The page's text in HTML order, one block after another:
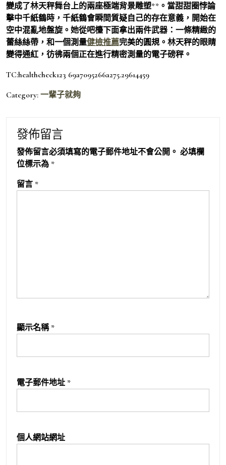
變成了林天秤舞台上的兩座極端背景雕塑**。當甜甜圈悖論
擊中千紙鶴時，千紙鶴會瞬間質疑自己的存在意義，開始在
空中混亂地盤旋。她從吧檯下面拿出兩件武器：一條精緻的
蕾絲絲帶，和一個測量健檢推薦完美的圓規。林天秤的眼睛
變得通紅，彷彿兩個正在進行精密測量的電子磅秤。
TC:healthcheck123 69a7095266a275.29614459
Category: 一輩子就夠
發佈留言
發佈留言必須填寫的電子郵件地址不會公開。 必填欄
位標示為 *
留言 *
顯示名稱 *
電子郵件地址 *
個人網站網址